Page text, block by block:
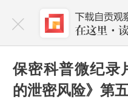
保密科普微纪录
的泄密风险》第